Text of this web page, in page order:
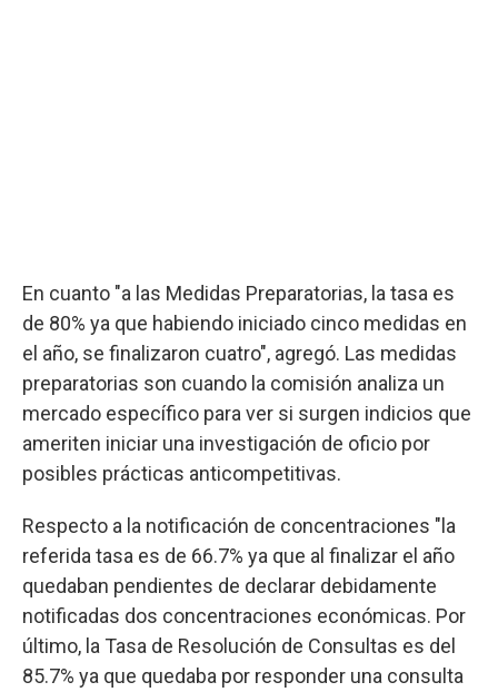
En cuanto "a las Medidas Preparatorias, la tasa es
de 80% ya que habiendo iniciado cinco medidas en
el año, se finalizaron cuatro", agregó. Las medidas
preparatorias son cuando la comisión analiza un
mercado específico para ver si surgen indicios que
ameriten iniciar una investigación de oficio por
posibles prácticas anticompetitivas.
Respecto a la notificación de concentraciones "la
referida tasa es de 66.7% ya que al finalizar el año
quedaban pendientes de declarar debidamente
notificadas dos concentraciones económicas. Por
último, la Tasa de Resolución de Consultas es del
85.7% ya que quedaba por responder una consulta